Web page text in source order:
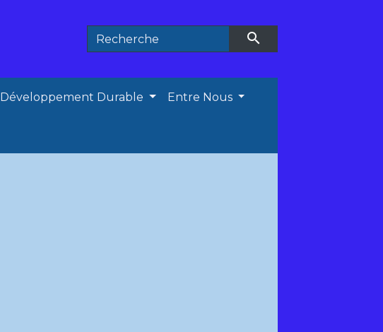
search
Développement Durable Entre Nous